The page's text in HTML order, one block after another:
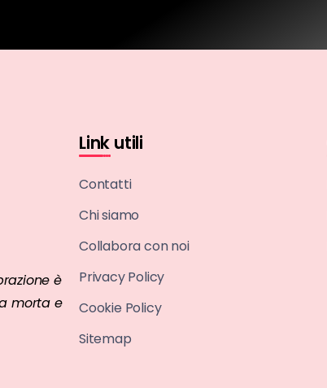
è
morta e
Link utili
Contatti
Chi siamo
Collabora con noi
Privacy Policy
Cookie Policy
Sitemap